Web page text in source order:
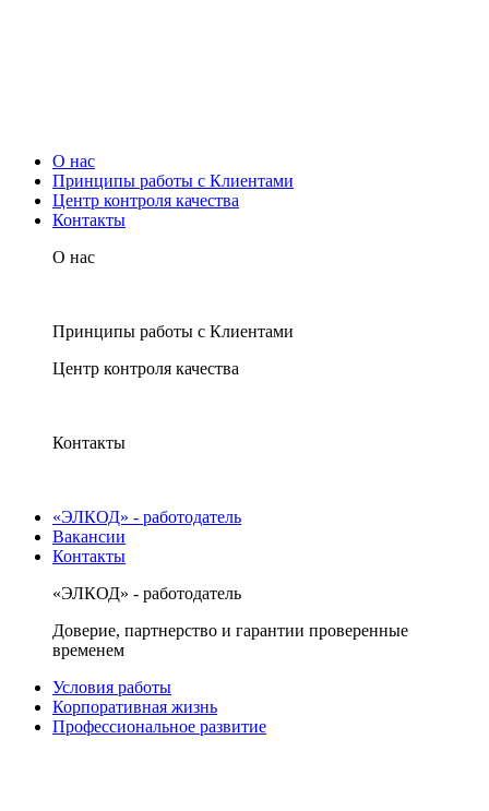
О нас
Принципы работы с Клиентами
Центр контроля качества
Контакты
О нас
Принципы работы с Клиентами
Центр контроля качества
Контакты
«ЭЛКОД» - работодатель
Вакансии
Контакты
«ЭЛКОД» - работодатель
Доверие, партнерство и гарантии проверенные
временем
Условия работы
Корпоративная жизнь
Профессиональное развитие